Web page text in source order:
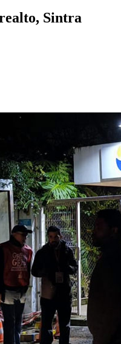
Sintra